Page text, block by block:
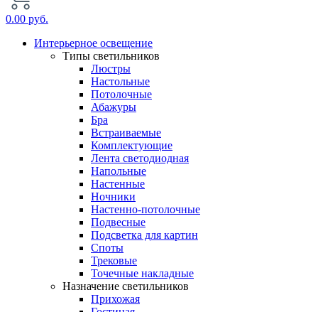
0.00 руб.
Интерьерное освещение
Типы светильников
Люстры
Настольные
Потолочные
Абажуры
Бра
Встраиваемые
Комплектующие
Лента светодиодная
Напольные
Настенные
Ночники
Настенно-потолочные
Подвесные
Подсветка для картин
Споты
Трековые
Точечные накладные
Назначение светильников
Прихожая